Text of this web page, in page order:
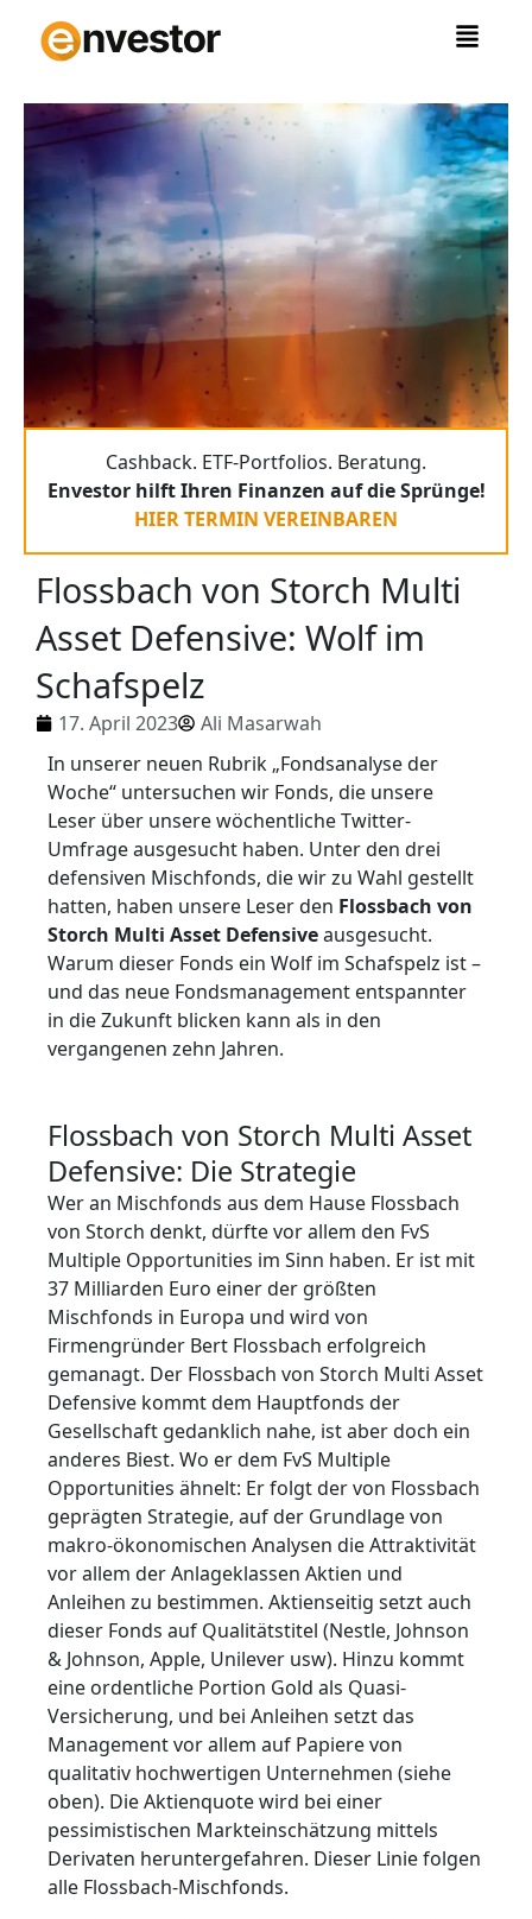
Inhalt
springen
Cashback. ETF-Portfolios. Beratung.
Envestor hilft Ihren Finanzen auf die Sprünge!
HIER TERMIN VEREINBAREN
Flossbach von Storch Multi
Asset Defensive: Wolf im
Schafspelz
17. April 2023
Ali Masarwah
In unserer neuen Rubrik „Fondsanalyse der
Woche“ untersuchen wir Fonds, die unsere
Leser über unsere wöchentliche Twitter-
Umfrage ausgesucht haben. Unter den drei
defensiven Mischfonds, die wir zu Wahl gestellt
hatten, haben unsere Leser den Flossbach von
Storch Multi Asset Defensiveausgesucht.
Warum dieser Fonds ein Wolf im Schafspelz ist –
und das neue Fondsmanagement entspannter
in die Zukunft blicken kann als in den
vergangenen zehn Jahren.
Flossbach von Storch Multi Asset
Defensive: Die Strategie
Wer an Mischfonds aus dem Hause Flossbach
von Storch denkt, dürfte vor allem den FvS
Multiple Opportunities im Sinn haben. Er ist mit
37 Milliarden Euro einer der größten
Mischfonds in Europa und wird von
Firmengründer Bert Flossbach erfolgreich
gemanagt. Der Flossbach von Storch Multi Asset
Defensive kommt dem Hauptfonds der
Gesellschaft gedanklich nahe, ist aber doch ein
anderes Biest. Wo er dem FvS Multiple
Opportunities ähnelt: Er folgt der von Flossbach
geprägten Strategie, auf der Grundlage von
makro-ökonomischen Analysen die Attraktivität
vor allem der Anlageklassen Aktien und
Anleihen zu bestimmen. Aktienseitig setzt auch
dieser Fonds auf Qualitätstitel (Nestle, Johnson
& Johnson, Apple, Unilever usw). Hinzu kommt
eine ordentliche Portion Gold als Quasi-
Versicherung, und bei Anleihen setzt das
Management vor allem auf Papiere von
qualitativ hochwertigen Unternehmen (siehe
oben). Die Aktienquote wird bei einer
pessimistischen Markteinschätzung mittels
Derivaten heruntergefahren. Dieser Linie folgen
alle Flossbach-Mischfonds.